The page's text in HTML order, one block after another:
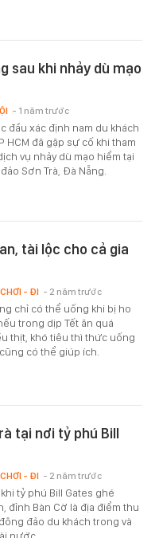
sau khi nhảy dù mạo
đầu xác định nam du khách
HCM đã gặp sự cố khi tham
vụ nhảy dù mạo hiểm tại
Sơn Trà, Đà Nẵng.
- 1 năm trước
tài lộc cho cả gia
chỉ có thể uống khi bị ho
trong dịp Tết ăn quá
thịt, khó tiêu thì thức uống
có thể giúp ích.
- ĐI - 2 năm trước
tại nơi tỷ phú Bill
tỷ phú Bill Gates ghé
đỉnh Bàn Cờ là địa điểm thu
đảo du khách trong và
nước.
- ĐI - 2 năm trước